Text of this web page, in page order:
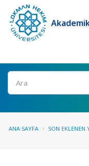
Ara
ANA SAYFA SON EKLENEN